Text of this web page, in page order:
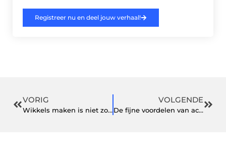
Registreer nu en deel jouw verhaal!
VORIG
Wikkels maken is niet zo ingewikkeld
VOLGENDE
De fijne voordelen van acupunctuur Amersfoort